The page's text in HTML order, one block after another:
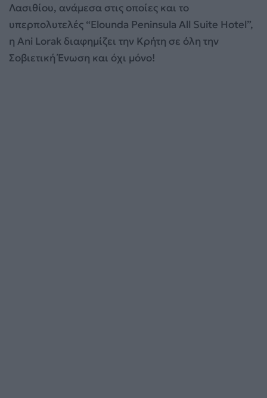
Λασιθίου, ανάμεσα στις οποίες και το
υπερπολυτελές “Elounda Peninsula All Suite Hotel”,
η Ani Lorak διαφημίζει την Κρήτη σε όλη την
Σοβιετική Ένωση και όχι μόνο!